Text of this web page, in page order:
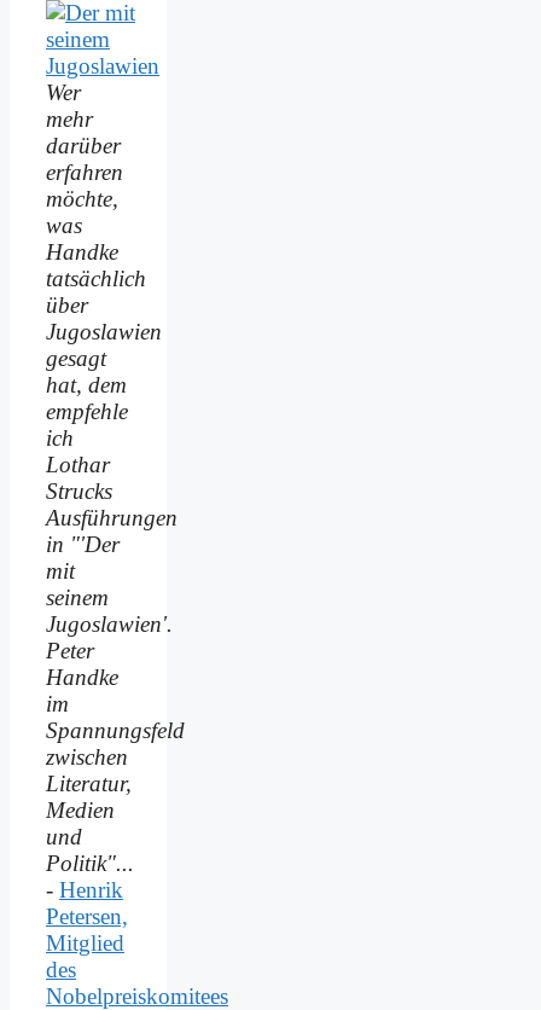
Wer
mehr
darüber
erfahren
möchte,
was
Handke
tatsächlich
über
Jugoslawien
gesagt
hat, dem
empfehle
ich
Lothar
Strucks
Ausführungen
in "'Der
mit
seinem
Jugoslawien'.
Peter
Handke
im
Spannungsfeld
zwischen
Literatur,
Medien
und
Politik"...
- Henrik
Petersen,
Mitglied
des
Nobelpreiskomitees